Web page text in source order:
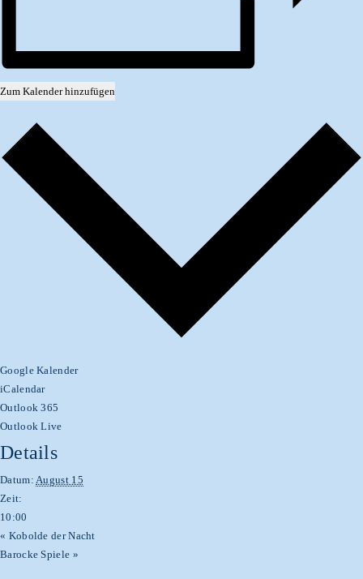
Zum Kalender hinzufügen
Google Kalender
iCalendar
Outlook 365
Outlook Live
Details
Datum: August 15
Zeit:
10:00
« Kobolde der Nacht
Barocke Spiele »